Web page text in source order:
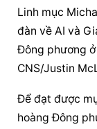
Linh mục
đàn về AI và
Đông phương
CNS/Justin
Để đạt được
hoàng Đông